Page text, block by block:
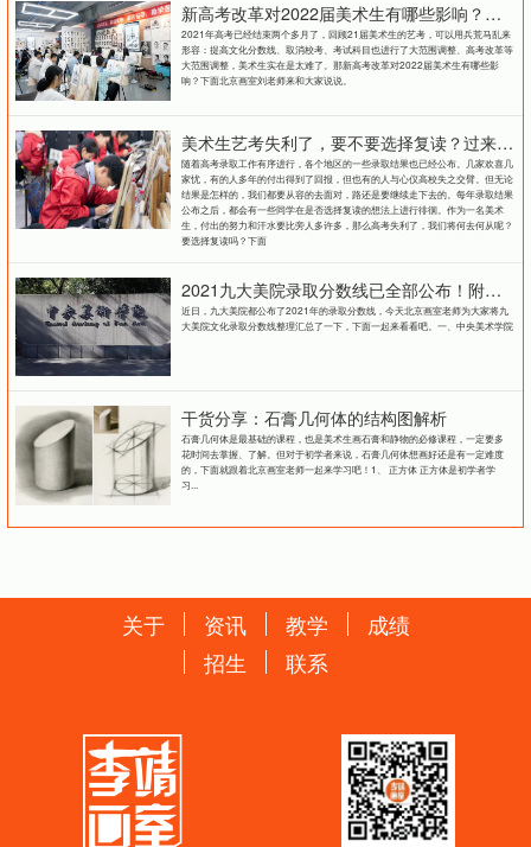
新高考改革对2022届美术生有哪些影响？北京画室刘老师来和大家说说
2021年高考已经结束两个多月了，回顾21届美术生的艺考，可以用兵荒马乱来
形容：提高文化分数线、取消校考、考试科目也进行了大范围调整、高考改革等
大范围调整，美术生实在是太难了。那新高考改革对2022届美术生有哪些影
响？下面北京画室刘老师来和大家说说。
美术生艺考失利了，要不要选择复读？过来人提出这几点建议
随着高考录取工作有序进行，各个地区的一些录取结果也已经公布。几家欢喜几
家忧，有的人多年的付出得到了回报，但也有的人与心仪高校失之交臂。但无论
结果是怎样的，我们都要从容的去面对，路还是要继续走下去的。每年录取结果
公布之后，都会有一些同学在是否选择复读的想法上进行徘徊。作为一名美术
生，付出的努力和汗水要比旁人多许多，那么高考失利了，我们将何去何从呢？
要选择复读吗？下面
2021九大美院录取分数线已全部公布！附各大院校录取分数线汇总！
近日，九大美院都公布了2021年的录取分数线，今天北京画室老师为大家将九
大美院文化录取分数线整理汇总了一下，下面一起来看看吧。一、中央美术学院
干货分享：石膏几何体的结构图解析
石膏几何体是最基础的课程，也是美术生画石膏和静物的必修课程，一定要多
花时间去掌握、了解。但对于初学者来说，石膏几何体想画好还是有一定难度
的，下面就跟着北京画室老师一起来学习吧！1、 正方体 正方体是初学者学
习...
关于 资讯 教学
成绩
招生
联系